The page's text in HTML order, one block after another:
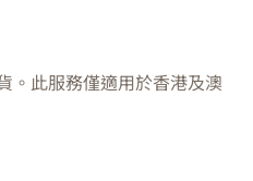
。此服務僅適用於香港及澳